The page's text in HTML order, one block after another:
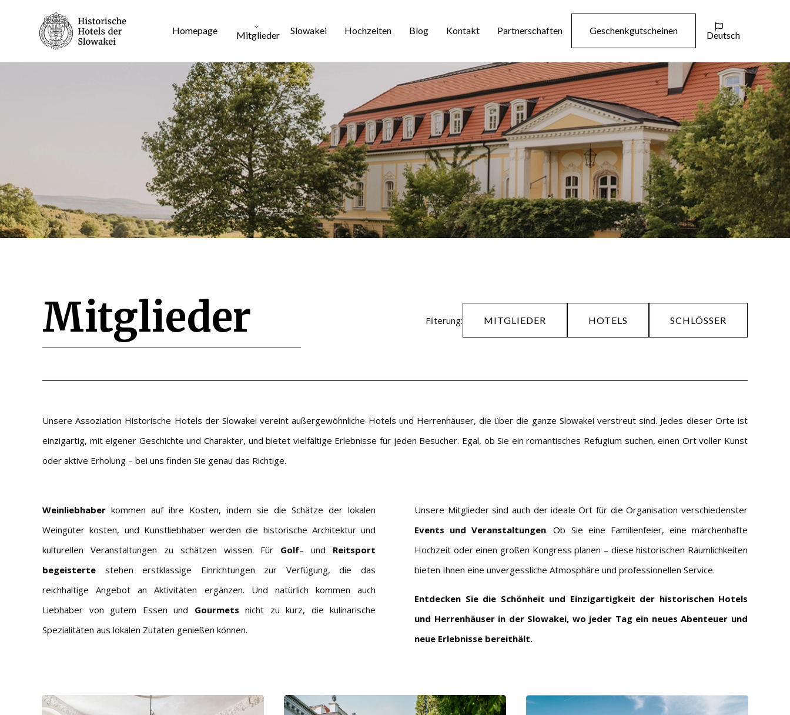
Homepage 3
Mitglieder Slowakei Hochzeiten Blog Kontakt Partnerschaften Geschenkgutscheinen 
Deutsch
Mitglieder Filterung: MITGLIEDER HOTELS SCHLÖSSER
Unsere Assoziation Historische Hotels der Slowakei vereint außergewöhnliche Hotels und Herrenhäuser, die über die ganze Slowakei verstreut sind. Jedes dieser Orte ist
einzigartig, mit eigener Geschichte und Charakter, und bietet vielfältige Erlebnisse für jeden Besucher. Egal, ob Sie ein romantisches Refugium suchen, einen Ort voller Kunst
oder aktive Erholung – bei uns finden Sie genau das Richtige.
Weinliebhaber kommen auf ihre Kosten, indem sie die Schätze der lokalen
Weingüter kosten, und Kunstliebhaber werden die historische Architektur und
kulturellen Veranstaltungen zu schätzen wissen. Für Golf– und Reitsport
begeisterte stehen erstklassige Einrichtungen zur Verfügung, die das
reichhaltige Angebot an Aktivitäten ergänzen. Und natürlich kommen auch
Liebhaber von gutem Essen und Gourmets nicht zu kurz, die kulinarische
Spezialitäten aus lokalen Zutaten genießen können.
Unsere Mitglieder sind auch der ideale Ort für die Organisation verschiedenster
Events und Veranstaltungen. Ob Sie eine Familienfeier, eine märchenhafte
Hochzeit oder einen großen Kongress planen – diese historischen Räumlichkeiten
bieten Ihnen eine unvergessliche Atmosphäre und professionellen Service.
Entdecken Sie die Schönheit und Einzigartigkeit der historischen Hotels
und Herrenhäuser in der Slowakei, wo jeder Tag ein neues Abenteuer und
neue Erlebnisse bereithält.